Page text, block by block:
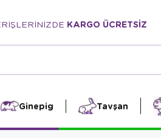
KARGO ÜCRETSİZ
Ginepig Tavşan